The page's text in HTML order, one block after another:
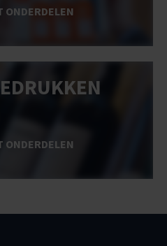
ONDERDELEN
ONDERDELEN